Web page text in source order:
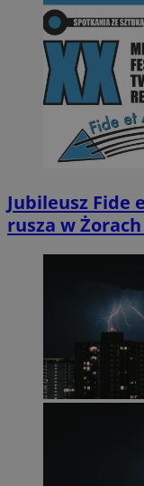
Jubileusz Fide
rusza w